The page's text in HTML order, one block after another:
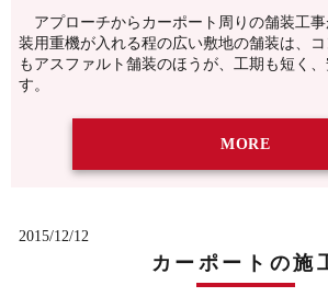
アプローチからカーポート周りの舗装工
装用重機が入れる程の広い敷地の舗装は、
もアスファルト舗装のほうが、工期も短く
す。
MORE
2015/12/12
カーポートの施